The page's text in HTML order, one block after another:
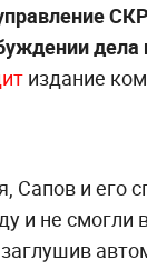
дела
издание
Сапов и его
и не